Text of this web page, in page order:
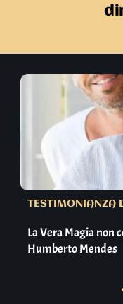
TESTIMONIANZA
La Vera Magia non
Humberto Mendes